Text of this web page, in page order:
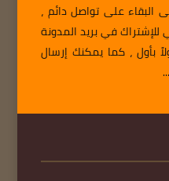
البقاء على تواصل دائم ،
للإشتراك في بريد المدونة
بأول ، كما يمكنك إرسال